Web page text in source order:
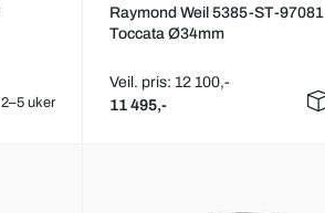
2–5 uker
Raymond Weil 5385-ST-97081
Toccata Ø34mm
Veil. pris: 12 100,-
11 495,-